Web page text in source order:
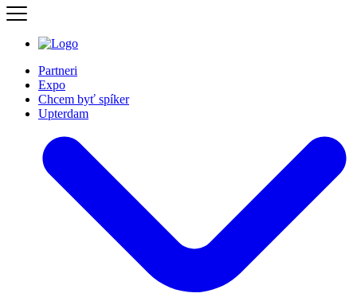
Partneri
Expo
Chcem byť spíker
Upterdam